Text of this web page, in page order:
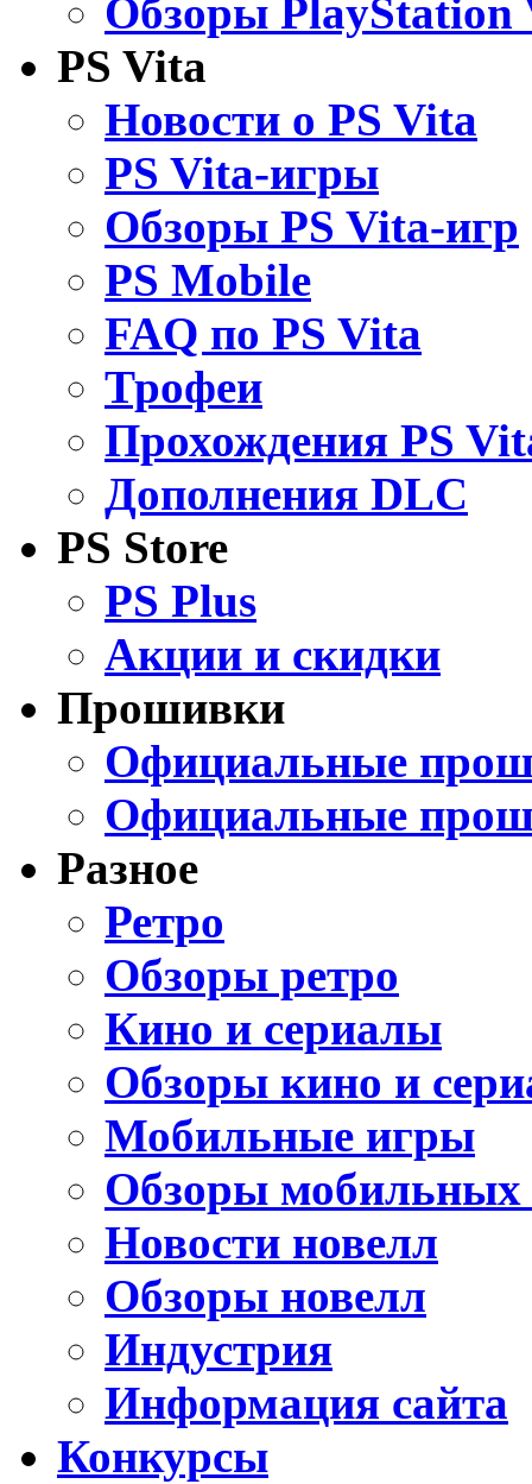
Обзоры PlayStation
PS Vita
Новости о PS Vita
PS Vita-игры
Обзоры PS Vita-игр
PS Mobile
FAQ по PS Vita
Трофеи
Прохождения PS
Дополнения DLC
PS Store
PS Plus
Акции и скидки
Прошивки
Официальные
Официальные
Разное
Ретро
Обзоры ретро
Кино и сериалы
Обзоры кино и
Мобильные игры
Обзоры мобильных
Новости новелл
Обзоры новелл
Индустрия
Информация сайта
Конкурсы